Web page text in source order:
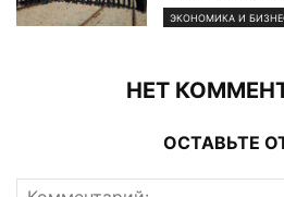
ЭКОНОМИКА И
НЕТ
ОСТАВЬТЕ